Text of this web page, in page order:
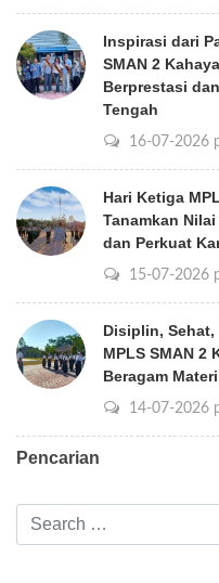
Inspirasi dari
SMAN 2
Berprestasi
Tengah
16-07-2026
Hari Ketiga
Tanamkan
dan Perkuat
15-07-2026
Disiplin,
MPLS SMAN 2
Beragam
14-07-2026
Pencarian